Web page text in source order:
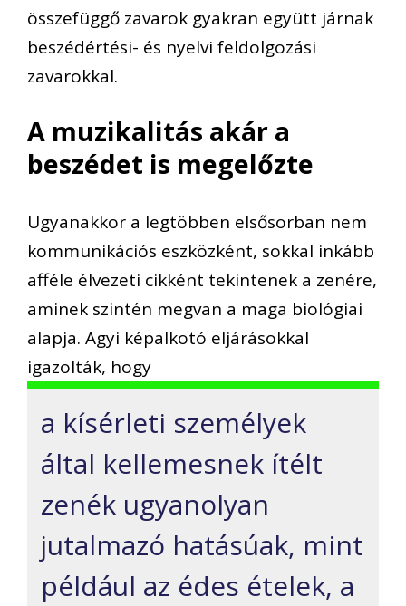
összefüggő zavarok gyakran együtt járnak
beszédértési- és nyelvi feldolgozási
zavarokkal.
A muzikalitás akár a
beszédet is megelőzte
Ugyanakkor a legtöbben elsősorban nem
kommunikációs eszközként, sokkal inkább
afféle élvezeti cikként tekintenek a zenére,
aminek szintén megvan a maga biológiai
alapja. Agyi képalkotó eljárásokkal
igazolták, hogy
a kísérleti személyek
által kellemesnek ítélt
zenék ugyanolyan
jutalmazó hatásúak, mint
például az édes ételek, a